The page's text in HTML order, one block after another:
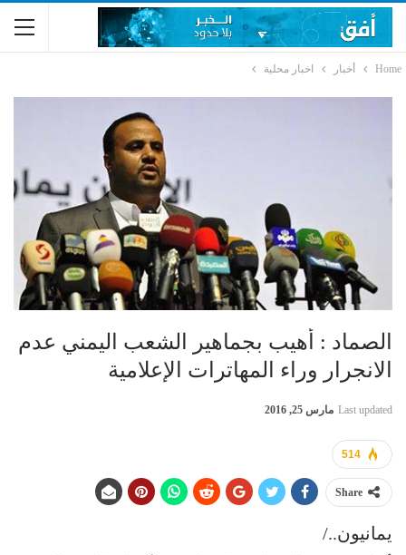
Home أخبار اخبار محلية
الصماد : أهيب بجماهير الشعب اليمني عدم
الانجرار وراء المهاترات الإعلامية
Last updated مارس 25, 2016
514
Share
يمانيون../